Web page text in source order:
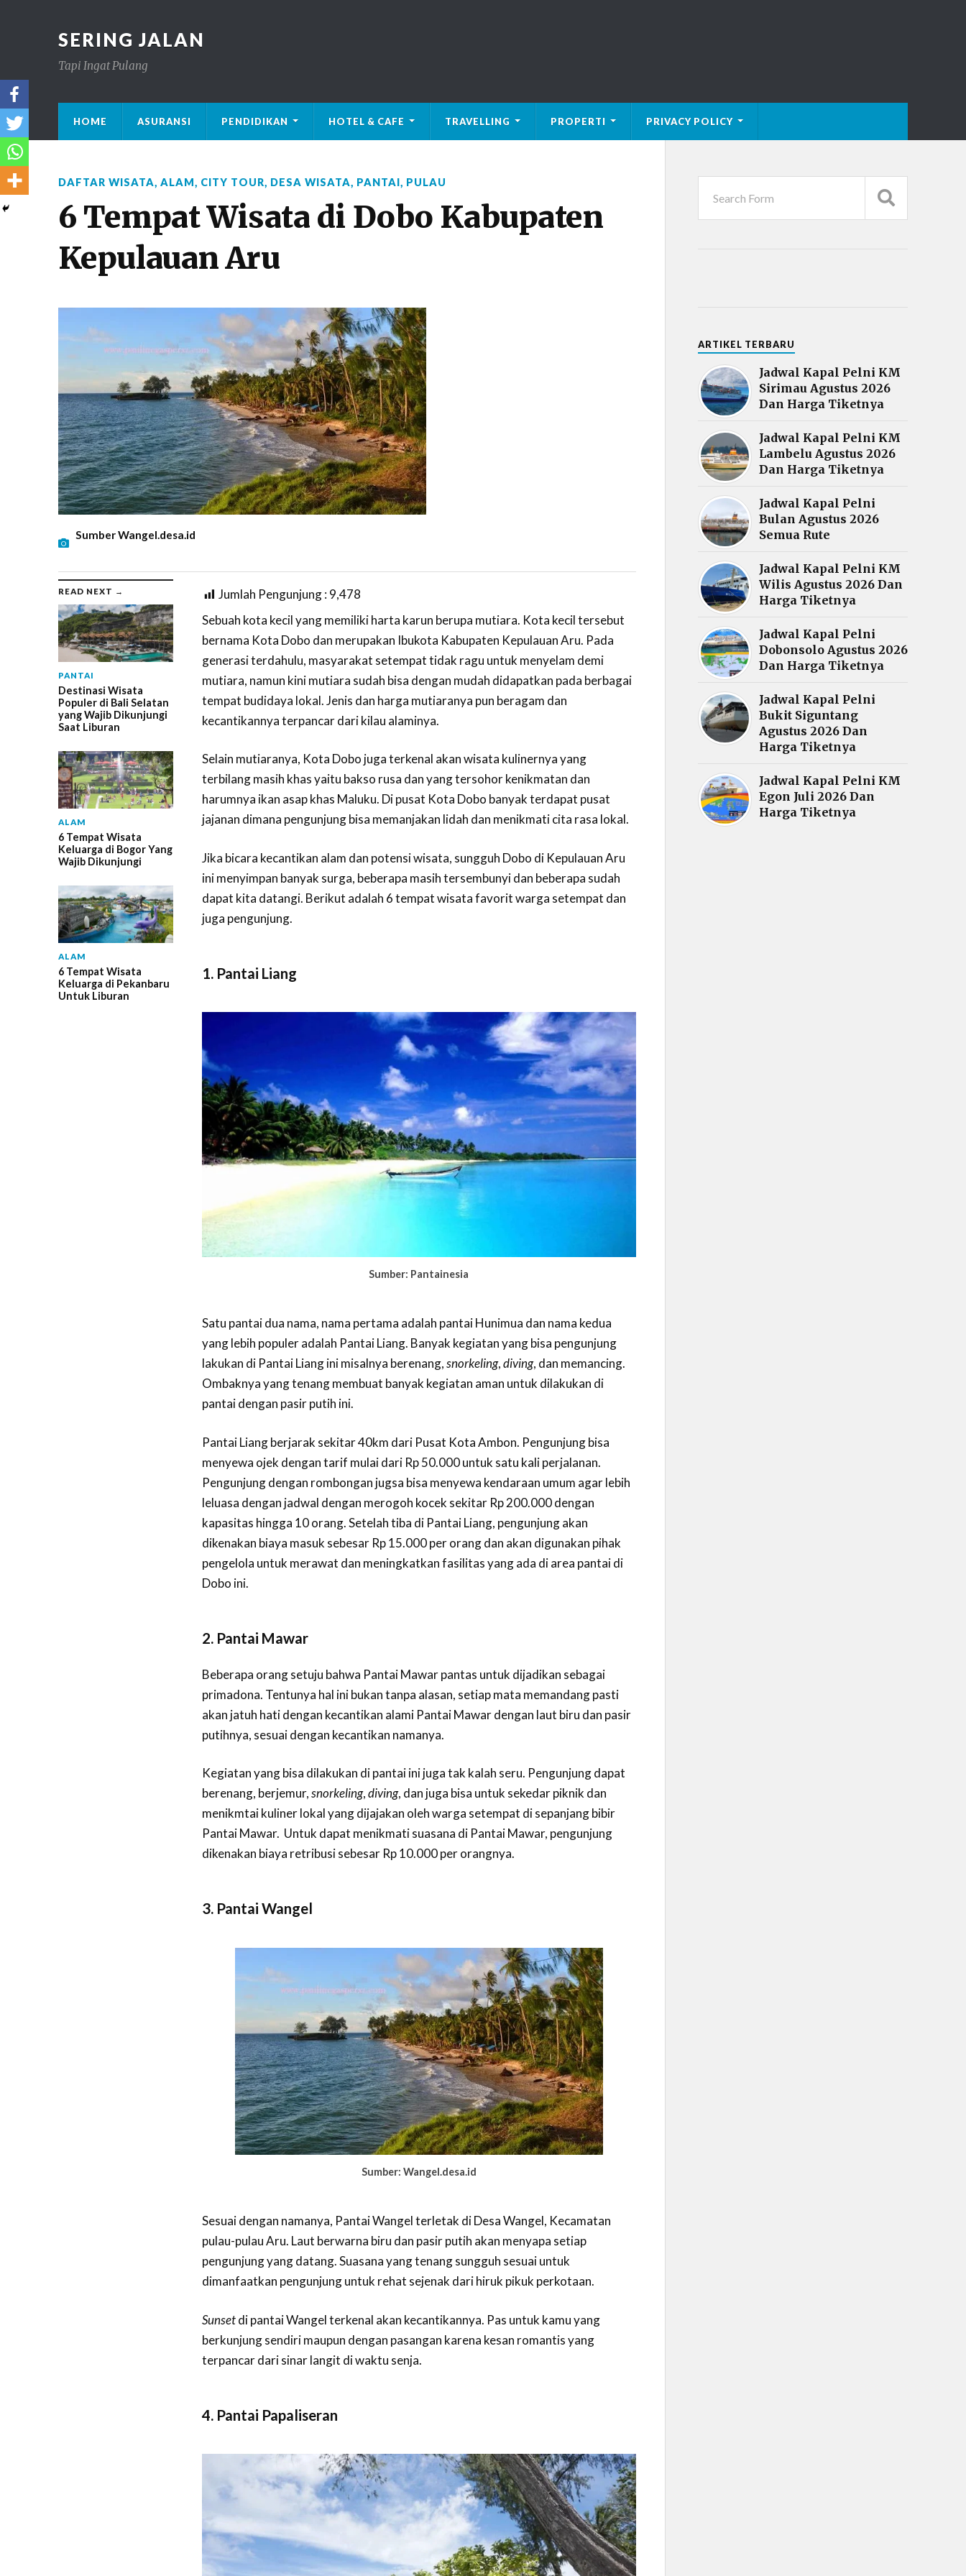
SERING JALAN
Tapi Ingat Pulang
HOME ASURANSI PENDIDIKAN HOTEL & CAFE TRAVELLING PROPERTI PRIVACY POLICY
DAFTAR WISATA, ALAM, CITY TOUR, DESA WISATA, PANTAI, PULAU
6 Tempat Wisata di Dobo Kabupaten
Kepulauan Aru
Sumber Wangel.desa.id
READ NEXT →
PANTAI
Destinasi Wisata
Populer di Bali Selatan
yang Wajib Dikunjungi
Saat Liburan
ALAM
6 Tempat Wisata
Keluarga di Bogor Yang
Wajib Dikunjungi
ALAM
6 Tempat Wisata
Keluarga di Pekanbaru
Untuk Liburan
Jumlah Pengunjung :9,478
Sebuah kota kecil yang memiliki harta karun berupa mutiara. Kota kecil tersebut
bernama Kota Dobo dan merupakan Ibukota Kabupaten Kepulauan Aru. Pada
generasi terdahulu, masyarakat setempat tidak ragu untuk menyelam demi
mutiara, namun kini mutiara sudah bisa dengan mudah didapatkan pada berbagai
tempat budidaya lokal. Jenis dan harga mutiaranya pun beragam dan
kecantikannya terpancar dari kilau alaminya.
Selain mutiaranya, Kota Dobo juga terkenal akan wisata kulinernya yang
terbilang masih khas yaitu bakso rusa dan yang tersohor kenikmatan dan
harumnya ikan asap khas Maluku. Di pusat Kota Dobo banyak terdapat pusat
jajanan dimana pengunjung bisa memanjakan lidah dan menikmati cita rasa lokal.
Jika bicara kecantikan alam dan potensi wisata, sungguh Dobo di Kepulauan Aru
ini menyimpan banyak surga, beberapa masih tersembunyi dan beberapa sudah
dapat kita datangi. Berikut adalah 6 tempat wisata favorit warga setempat dan
juga pengunjung.
1. Pantai Liang
Sumber: Pantainesia
Satu pantai dua nama, nama pertama adalah pantai Hunimua dan nama kedua
yang lebih populer adalah Pantai Liang. Banyak kegiatan yang bisa pengunjung
lakukan di Pantai Liang ini misalnya berenang,snorkeling,diving, dan memancing.
Ombaknya yang tenang membuat banyak kegiatan aman untuk dilakukan di
pantai dengan pasir putih ini.
Pantai Liang berjarak sekitar 40km dari Pusat Kota Ambon. Pengunjung bisa
menyewa ojek dengan tarif mulai dari Rp 50.000 untuk satu kali perjalanan.
Pengunjung dengan rombongan jugsa bisa menyewa kendaraan umum agar lebih
leluasa dengan jadwal dengan merogoh kocek sekitar Rp 200.000 dengan
kapasitas hingga 10 orang. Setelah tiba di Pantai Liang, pengunjung akan
dikenakan biaya masuk sebesar Rp 15.000 per orang dan akan digunakan pihak
pengelola untuk merawat dan meningkatkan fasilitas yang ada di area pantai di
Dobo ini.
2. Pantai Mawar
Beberapa orang setuju bahwa Pantai Mawar pantas untuk dijadikan sebagai
primadona. Tentunya hal ini bukan tanpa alasan, setiap mata memandang pasti
akan jatuh hati dengan kecantikan alami Pantai Mawar dengan laut biru dan pasir
putihnya, sesuai dengan kecantikan namanya.
Kegiatan yang bisa dilakukan di pantai ini juga tak kalah seru. Pengunjung dapat
berenang, berjemur,snorkeling,diving, dan juga bisa untuk sekedar piknik dan
menikmtai kuliner lokal yang dijajakan oleh warga setempat di sepanjang bibir
Pantai Mawar. Untuk dapat menikmati suasana di Pantai Mawar, pengunjung
dikenakan biaya retribusi sebesar Rp 10.000 per orangnya.
3. Pantai Wangel
Sumber: Wangel.desa.id
Sesuai dengan namanya, Pantai Wangel terletak di Desa Wangel, Kecamatan
pulau-pulau Aru. Laut berwarna biru dan pasir putih akan menyapa setiap
pengunjung yang datang. Suasana yang tenang sungguh sesuai untuk
dimanfaatkan pengunjung untuk rehat sejenak dari hiruk pikuk perkotaan.
Sunsetdi pantai Wangel terkenal akan kecantikannya. Pas untuk kamu yang
berkunjung sendiri maupun dengan pasangan karena kesan romantis yang
terpancar dari sinar langit di waktu senja.
4. Pantai Papaliseran
ARTIKEL TERBARU
Jadwal Kapal Pelni KM
Sirimau Agustus 2026
Dan Harga Tiketnya
Jadwal Kapal Pelni KM
Lambelu Agustus 2026
Dan Harga Tiketnya
Jadwal Kapal Pelni
Bulan Agustus 2026
Semua Rute
Jadwal Kapal Pelni KM
Wilis Agustus 2026 Dan
Harga Tiketnya
Jadwal Kapal Pelni
Dobonsolo Agustus 2026
Dan Harga Tiketnya
Jadwal Kapal Pelni
Bukit Siguntang
Agustus 2026 Dan
Harga Tiketnya
Jadwal Kapal Pelni KM
Egon Juli 2026 Dan
Harga Tiketnya